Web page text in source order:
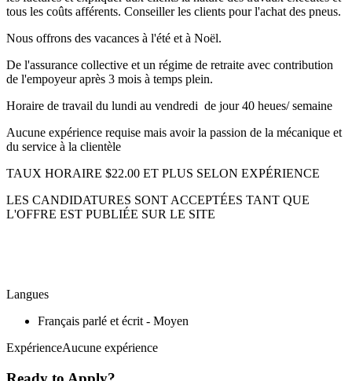
tous les coûts afférents. Conseiller les clients pour l'achat des pneus.
Nous offrons des vacances à l'été et à Noël.
De l'assurance collective et un régime de retraite avec contribution
de l'empoyeur après 3 mois à temps plein.
Horaire de travail du lundi au vendredi de jour 40 heues/ semaine
Aucune expérience requise mais avoir la passion de la mécanique et
du service à la clientèle
TAUX HORAIRE $22.00 ET PLUS SELON EXPÉRIENCE
LES CANDIDATURES SONT ACCEPTÉES TANT QUE
L'OFFRE EST PUBLIÉE SUR LE SITE
Langues
Français parlé et écrit - Moyen
ExpérienceAucune expérience